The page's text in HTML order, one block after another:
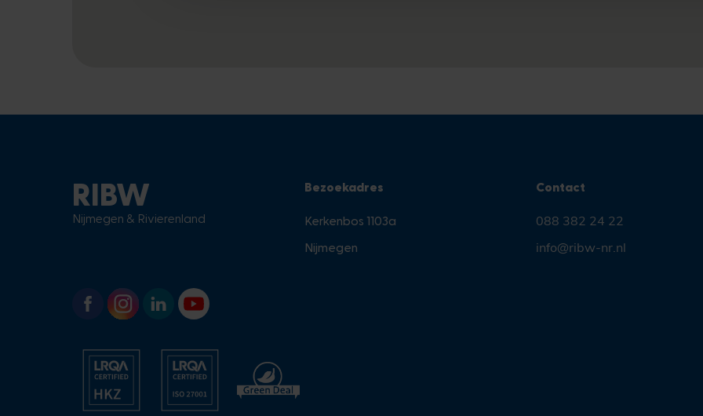
RIBW
Nijmegen & Rivierenland
Bezoekadres
Kerkenbos 1103a
Nijmegen
Contact
088 382 24 22
info@ribw-nr.nl